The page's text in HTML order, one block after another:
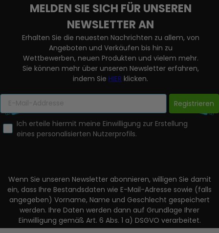
MELDEN SIE SICH FÜR UNSEREN
NEWSLETTER AN
Erhalten Sie die neuesten Nachrichten zu allem, von
Angeboten und Verkäufen bis hin zu
Wettbewerben, neuen Produkten und vielem mehr.
Sie können mehr über unseren Newsletter erfahren,
indem SieHIER klicken.
Registrieren
Ich erteile hiermit meine Einwilligung zur Erstellung
eines personalisierten Nutzerprofils.
Wenn Sie unseren Newsletter abonnieren, willigen Sie damit
ein, dass Ihre Bestandsdaten wie E-Mail-Adresse sowie (falls
angegeben) Vorname, Name und Geschlecht gespeichert
werden. Ihre Daten werden dann auf Grundlage Ihrer
Einwilligung gemäß Art. 6 Abs. 1 a) DSGVO verarbeitet.